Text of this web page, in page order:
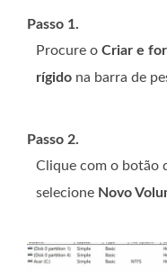
Passo 1.
Procure o Criar e
rígido na barra de
Passo 2.
Clique com o botão
selecione Novo